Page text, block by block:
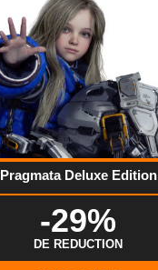
Pragmata Deluxe Edition
-29%
DE REDUCTION